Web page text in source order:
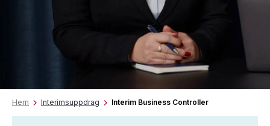
Hem Interimsuppdrag Interim Business Controller